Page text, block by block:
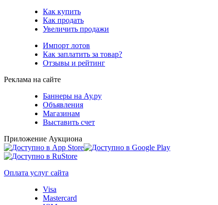
Как купить
Как продать
Увеличить продажи
Импорт лотов
Как заплатить за товар?
Отзывы и рейтинг
Реклама на сайте
Баннеры на Ау.ру
Объявления
Магазинам
Выставить счет
Приложение Аукциона
Оплата услуг сайта
Visa
Mastercard